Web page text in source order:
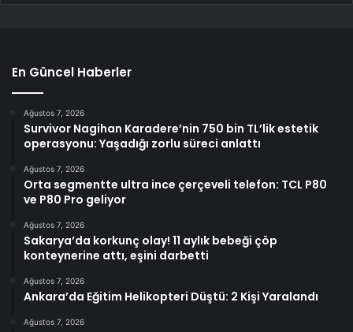
En Güncel Haberler
Ağustos 7, 2026
Survivor Nagihan Karadere’nin 750 bin TL’lik estetik
operasyonu: Yaşadığı zorlu süreci anlattı
Ağustos 7, 2026
Orta segmentte ultra ince çerçeveli telefon: TCL P80
ve P80 Pro geliyor
Ağustos 7, 2026
Sakarya’da korkunç olay! 11 aylık bebeği çöp
konteynerine attı, eşini darbetti
Ağustos 7, 2026
Ankara’da Eğitim Helikopteri Düştü: 2 Kişi Yaralandı
Ağustos 7, 2026